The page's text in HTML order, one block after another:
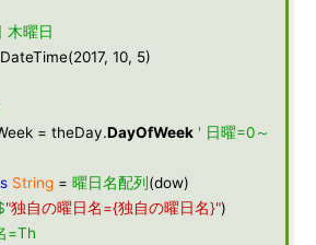
木曜日
DateTime(2017, 10, 5)
= theDay.DayOfWeek ' 日曜=0～
String = 曜日名配列 (dow)
"独自の曜日名={独自の曜日名}")
=Th